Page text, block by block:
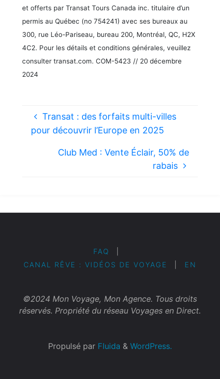
et offerts par Transat Tours Canada inc. titulaire d’un
permis au Québec (no 754241) avec ses bureaux au
300, rue Léo-Pariseau, bureau 200, Montréal, QC, H2X
4C2. Pour les détails et conditions générales, veuillez
consulter transat.com. COM-5423 // 20 décembre
2024
Transat : des forfaits multi-villes
pour découvrir l’Europe en 2025
Club Med : Vente Éclair, 50% de
rabais
FAQ
CANAL RÊVE : VIDÉOS DE VOYAGE
EN
©2024 Mon Voyage, Mon Agence. Tous droits
réservés. Propriété du réseau Voyages en Direct.
Propulsé par Fluida & WordPress.